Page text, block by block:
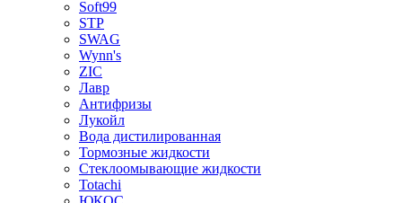
Soft99
STP
SWAG
Wynn's
ZIC
Лавр
Антифризы
Лукойл
Вода дистилированная
Тормозные жидкости
Стеклоомывающие жидкости
Totachi